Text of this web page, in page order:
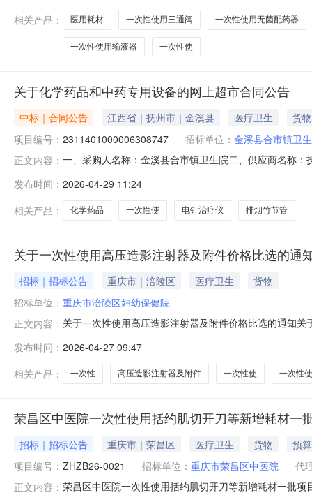
德浙江医药股份有限公司9一次性使用
相关产品：
医用耗材 一次性使用三通阀 一次性使用无菌配药器
一次性使用输液器 一次性使
关于化学药品和中药专用设备的网上超市合同公告
中标｜合同公告 江西省｜抚州市｜金溪县 医疗卫生
货物
项目编号： 2311401000006308747 招标单位： 金溪县合市镇卫
正文内容： 一、采购人名称：金溪县合市镇卫生院二、供应商名称
片/袋袋700.006.545502华佗牌电针治疗仪华佗牌SDZ-II
发布时间： 2026-04-29 11:24
相关产品：
化学药品 一次性使 电针治疗仪 排烟竹节管
关于一次性使用高压造影注射器及附件价格比选的通
招标｜招标公告 重庆市｜涪陵区 医疗卫生
货物
招标单位： 重庆市涪陵区妇幼保健院
正文内容： 关于一次性使用高压造影注射器及附件价格比选的通知
用户名单及供应商和生产商相关资质文件。二、递交文
信誉和健全的财务会计制度；3.具有
发布时间： 2026-04-27 09:47
相关产品：
一次性 高压造影注射器及附件 一次性使 一次性
荣昌区中医院一次性使用括约肌切开刀等新增耗材一
招标｜招标公告 重庆市｜荣昌区 医疗卫生 货物
预
项目编号： ZHZB26-0021 招标单位： 重庆市荣昌区中医院
代
正文内容： 荣昌区中医院一次性使用括约肌切开刀等新增耗材一批